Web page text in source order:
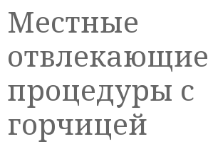
Местные
отвлекающие
процедуры с
горчицей